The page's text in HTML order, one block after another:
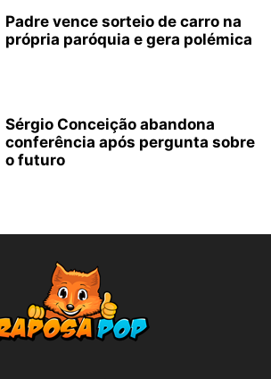
Padre vence sorteio de carro na
própria paróquia e gera polémica
Sérgio Conceição abandona
conferência após pergunta sobre
o futuro